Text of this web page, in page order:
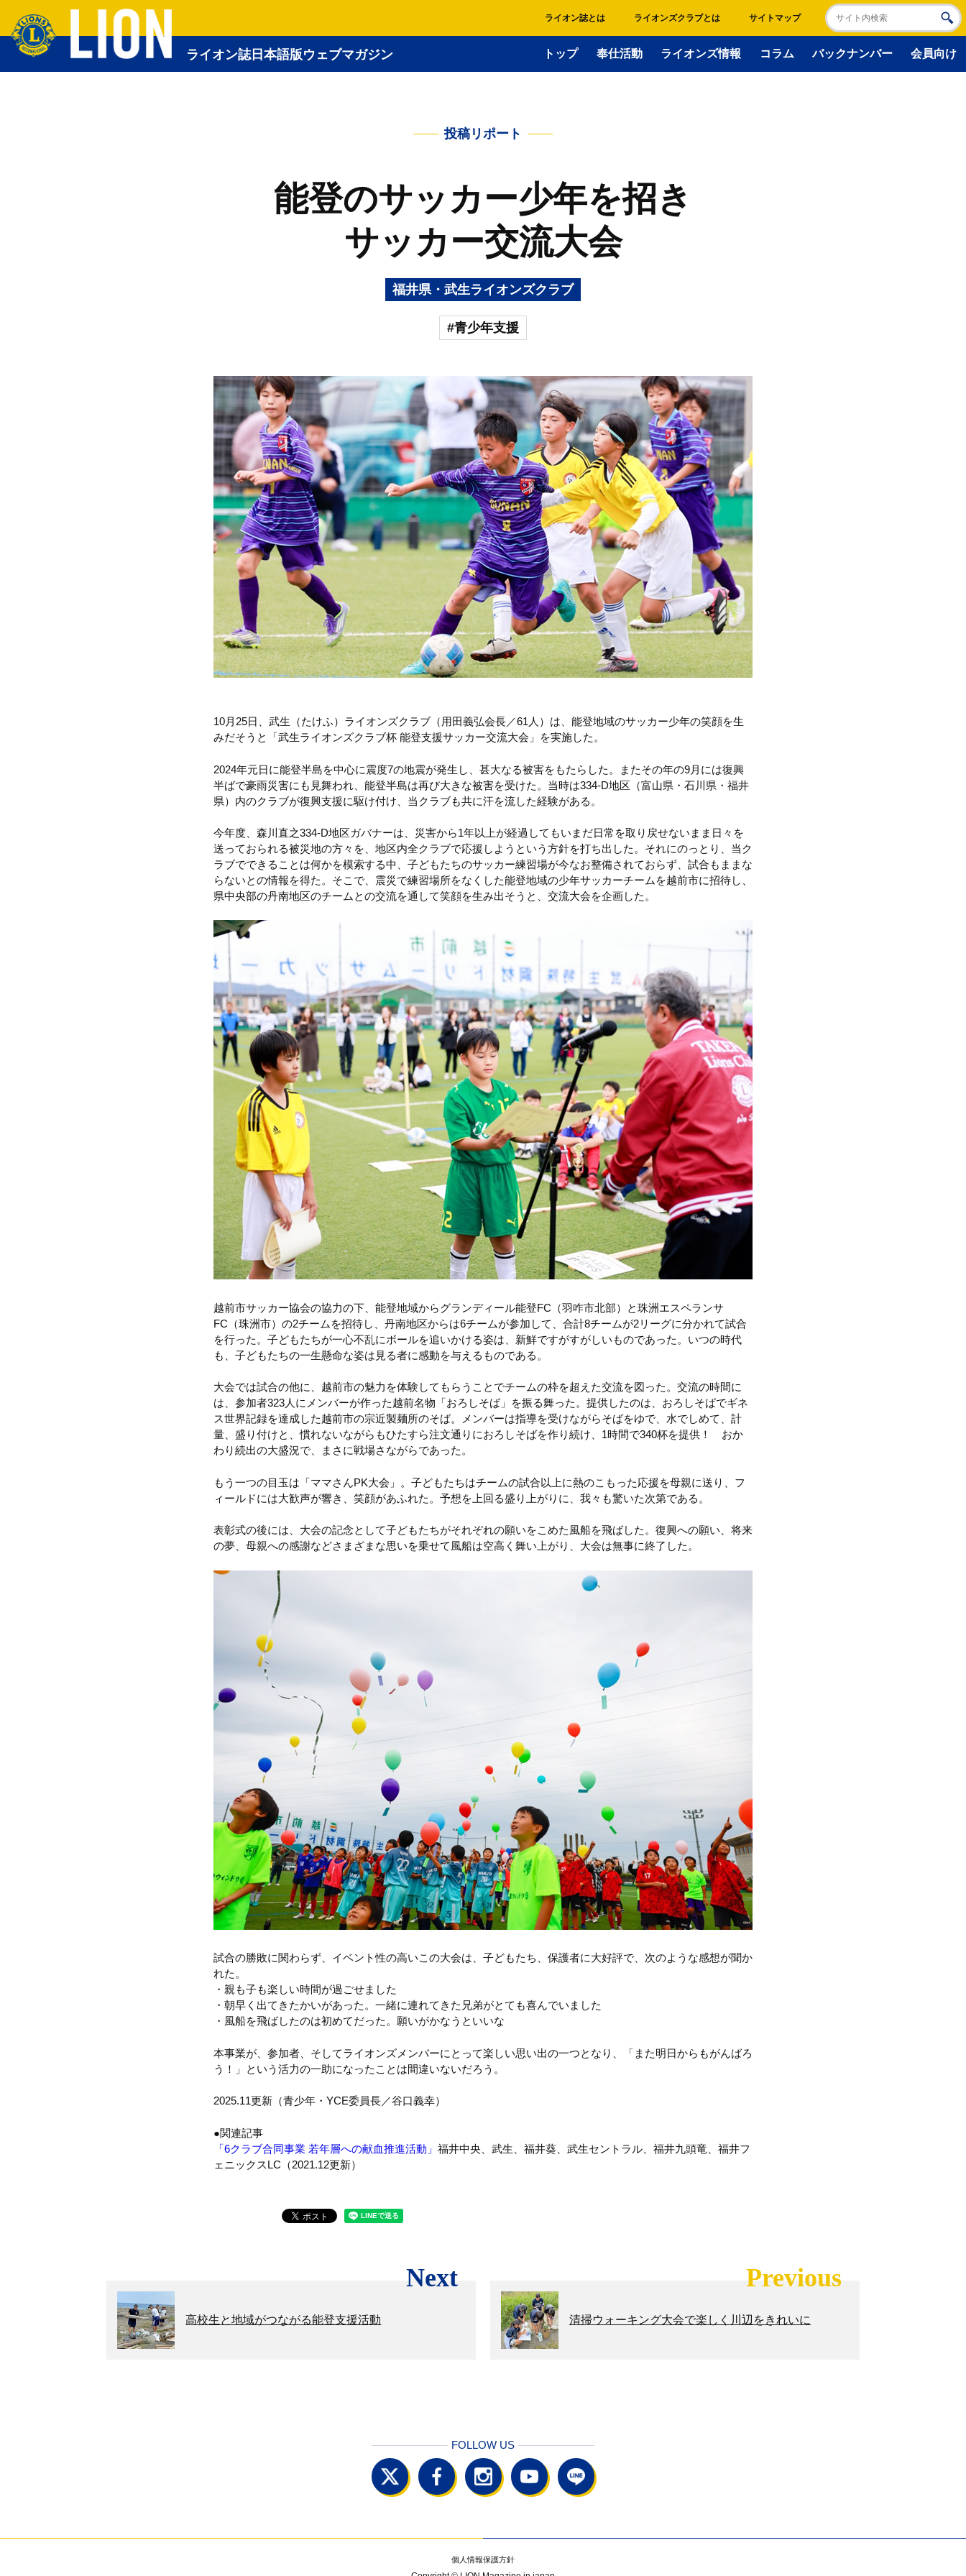
ライオン誌日本語版ウェブマガジン
ライオン誌とは ライオンズクラブとは サイトマップ
トップ 奉仕活動 ライオンズ情報 コラム バックナンバー 会員向け
投稿リポート
能登のサッカー少年を招き
サッカー交流大会
福井県・武生ライオンズクラブ
#青少年支援
10月25日、武生（たけふ）ライオンズクラブ（用田義弘会長／61人）は、能登地域のサッカー少年の笑顔を生
みだそうと「武生ライオンズクラブ杯 能登支援サッカー交流大会」を実施した。
2024年元日に能登半島を中心に震度7の地震が発生し、甚大なる被害をもたらした。またその年の9月には復興
半ばで豪雨災害にも見舞われ、能登半島は再び大きな被害を受けた。当時は334-D地区（富山県・石川県・福井
県）内のクラブが復興支援に駆け付け、当クラブも共に汗を流した経験がある。
今年度、森川直之334-D地区ガバナーは、災害から1年以上が経過してもいまだ日常を取り戻せないまま日々を
送っておられる被災地の方々を、地区内全クラブで応援しようという方針を打ち出した。それにのっとり、当ク
ラブでできることは何かを模索する中、子どもたちのサッカー練習場が今なお整備されておらず、試合もままな
らないとの情報を得た。そこで、震災で練習場所をなくした能登地域の少年サッカーチームを越前市に招待し、
県中央部の丹南地区のチームとの交流を通して笑顔を生み出そうと、交流大会を企画した。
越前市サッカー協会の協力の下、能登地域からグランディール能登FC（羽咋市北部）と珠洲エスペランサ
FC（珠洲市）の2チームを招待し、丹南地区からは6チームが参加して、合計8チームが2リーグに分かれて試合
を行った。子どもたちが一心不乱にボールを追いかける姿は、新鮮ですがすがしいものであった。いつの時代
も、子どもたちの一生懸命な姿は見る者に感動を与えるものである。
大会では試合の他に、越前市の魅力を体験してもらうことでチームの枠を超えた交流を図った。交流の時間に
は、参加者323人にメンバーが作った越前名物「おろしそば」を振る舞った。提供したのは、おろしそばでギネ
ス世界記録を達成した越前市の宗近製麺所のそば。メンバーは指導を受けながらそばをゆで、水でしめて、計
量、盛り付けと、慣れないながらもひたすら注文通りにおろしそばを作り続け、1時間で340杯を提供！ おか
わり続出の大盛況で、まさに戦場さながらであった。
もう一つの目玉は「ママさんPK大会」。子どもたちはチームの試合以上に熱のこもった応援を母親に送り、フ
ィールドには大歓声が響き、笑顔があふれた。予想を上回る盛り上がりに、我々も驚いた次第である。
表彰式の後には、大会の記念として子どもたちがそれぞれの願いをこめた風船を飛ばした。復興への願い、将来
の夢、母親への感謝などさまざまな思いを乗せて風船は空高く舞い上がり、大会は無事に終了した。
試合の勝敗に関わらず、イベント性の高いこの大会は、子どもたち、保護者に大好評で、次のような感想が聞か
れた。
・親も子も楽しい時間が過ごせました
・朝早く出てきたかいがあった。一緒に連れてきた兄弟がとても喜んでいました
・風船を飛ばしたのは初めてだった。願いがかなうといいな
本事業が、参加者、そしてライオンズメンバーにとって楽しい思い出の一つとなり、「また明日からもがんばろ
う！」という活力の一助になったことは間違いないだろう。
2025.11更新（青少年・YCE委員長／谷口義幸）
●関連記事
「6クラブ合同事業 若年層への献血推進活動」 福井中央、武生、福井葵、武生セントラル、福井九頭竜、福井フ
ェニックスLC（2021.12更新）
Next
高校生と地域がつながる能登支援活動
Previous
清掃ウォーキング大会で楽しく川辺をきれいに
FOLLOW US
個人情報保護方針